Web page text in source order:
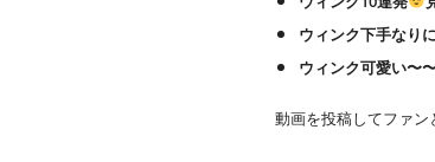
ウィンク下手なり
ウィンク可愛い〜
動画を投稿してファン